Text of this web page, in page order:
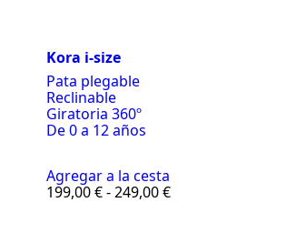
Kora i-size
Pata plegable
Reclinable
Giratoria 360º
De 0 a 12 años
Agregar a la cesta
199,00€-249,00€Rango